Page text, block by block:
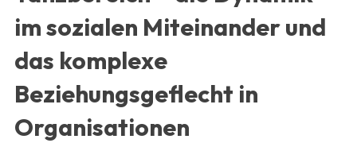
im sozialen Miteinander und
das komplexe
Beziehungsgeflecht in
Organisationen